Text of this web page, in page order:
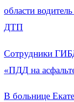
области
ДТП
Сотрудники
«ПДД на
В больнице